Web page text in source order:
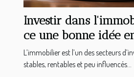
Investir dans
ce une bonne idée
période de
L’immobilier est l’un des secteurs
stables, rentables et peu influencés...